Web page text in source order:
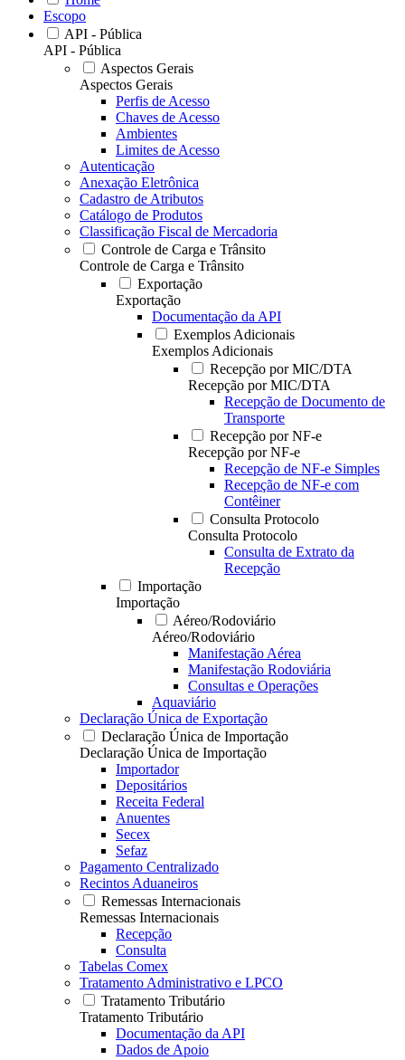
Escopo
API - Pública
API - Pública
Aspectos Gerais
Aspectos Gerais
Perfis de Acesso
Chaves de Acesso
Ambientes
Limites de Acesso
Autenticação
Anexação Eletrônica
Cadastro de Atributos
Catálogo de Produtos
Classificação Fiscal de Mercadoria
Controle de Carga e Trânsito
Controle de Carga e Trânsito
Exportação
Exportação
Documentação da API
Exemplos Adicionais
Exemplos Adicionais
Recepção por MIC/DTA
Recepção por MIC/DTA
Recepção de Documento de
Transporte
Recepção por NF-e
Recepção por NF-e
Recepção de NF-e Simples
Recepção de NF-e com
Contêiner
Consulta Protocolo
Consulta Protocolo
Consulta de Extrato da
Recepção
Importação
Importação
Aéreo/Rodoviário
Aéreo/Rodoviário
Manifestação Aérea
Manifestação Rodoviária
Consultas e Operações
Aquaviário
Declaração Única de Exportação
Declaração Única de Importação
Declaração Única de Importação
Importador
Depositários
Receita Federal
Anuentes
Secex
Sefaz
Pagamento Centralizado
Recintos Aduaneiros
Remessas Internacionais
Remessas Internacionais
Recepção
Consulta
Tabelas Comex
Tratamento Administrativo e LPCO
Tratamento Tributário
Tratamento Tributário
Documentação da API
Dados de Apoio